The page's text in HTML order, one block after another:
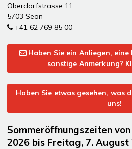
Oberdorfstrasse 11
5703 Seon
+41 62 769 85 00
Haben Sie ein Anliegen,
sonstige Anmerkung?
Haben Sie etwas gesehen, was
uns!
Sommeröffnungszeiten
2026 bis Freitag, 7. August